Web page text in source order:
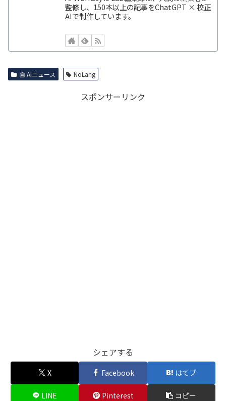
監修し、150本以上の記事をChatGPT × 校正
AIで制作しています。
📰 AIニュース NoLang
スポンサーリンク
シェアする
X Facebook はてブ
LINE Pinterest コピー